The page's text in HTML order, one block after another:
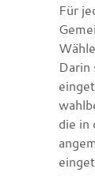
Für
Darin
die in